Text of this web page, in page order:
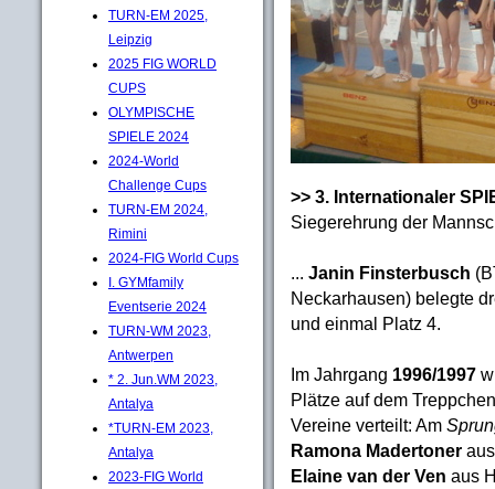
TURN-EM 2025,
Leipzig
2025 FIG WORLD
CUPS
OLYMPISCHE
SPIELE 2024
2024-World
Challenge Cups
TURN-EM 2024,
Rimini
2024-FIG World Cups
I. GYMfamily
Eventserie 2024
TURN-WM 2023,
Antwerpen
* 2. Jun.WM 2023,
Antalya
*TURN-EM 2023,
Antalya
2023-FIG World
>> 3. Internationaler
Siegerehrung der
Janin Finsterbusch
Neckarhausen) belegte
und einmal Platz 4.
Im Jahrgang 1996/1997
Plätze auf dem
Vereine verteilt: Am
Ramona Madertoner
Elaine van der Ven aus